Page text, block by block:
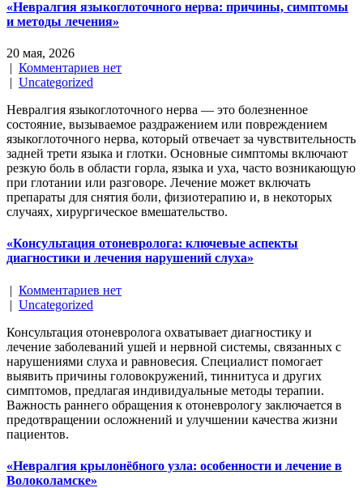
«Невралгия языкоглоточного нерва: причины, симптомы
и методы лечения»
20 мая, 2026
| Комментариев нет
| Uncategorized
Невралгия языкоглоточного нерва — это болезненное
состояние, вызываемое раздражением или повреждением
языкоглоточного нерва, который отвечает за чувствительность
задней трети языка и глотки. Основные симптомы включают
резкую боль в области горла, языка и уха, часто возникающую
при глотании или разговоре. Лечение может включать
препараты для снятия боли, физиотерапию и, в некоторых
случаях, хирургическое вмешательство.
«Консультация отоневролога: ключевые аспекты
диагностики и лечения нарушений слуха»
| Комментариев нет
| Uncategorized
Консультация отоневролога охватывает диагностику и
лечение заболеваний ушей и нервной системы, связанных с
нарушениями слуха и равновесия. Специалист помогает
выявить причины головокружений, тиннитуса и других
симптомов, предлагая индивидуальные методы терапии.
Важность раннего обращения к отоневрологу заключается в
предотвращении осложнений и улучшении качества жизни
пациентов.
«Невралгия крылонёбного узла: особенности и лечение в
Волоколамске»